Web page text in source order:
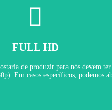
FULL HD
de produzir para nós devem
Em casos específicos, podemos
de qualquer forma.